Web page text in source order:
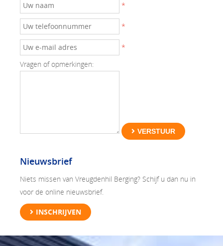
*
*
*
Vragen of opmerkingen:
VERSTUUR
Nieuwsbrief
Niets missen van Vreugdenhil Berging? Schijf u dan nu in
voor de online nieuwsbrief.
INSCHRIJVEN